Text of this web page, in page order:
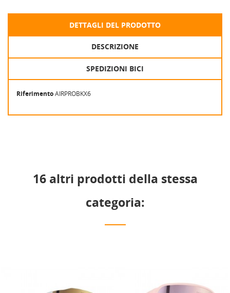
DETTAGLI DEL PRODOTTO
DESCRIZIONE
SPEDIZIONI BICI
RiferimentoAIRPROBKX6
16 altri prodotti della stessa
categoria: